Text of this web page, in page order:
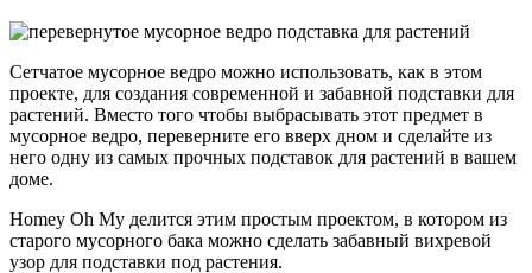
Сетчатое мусорное ведро можно использовать, как в этом
проекте, для создания современной и забавной подставки для
растений. Вместо того чтобы выбрасывать этот предмет в
мусорное ведро, переверните его вверх дном и сделайте из
него одну из самых прочных подставок для растений в вашем
доме.
Homey Oh My делится этим простым проектом, в котором из
старого мусорного бака можно сделать забавный вихревой
узор для подставки под растения.